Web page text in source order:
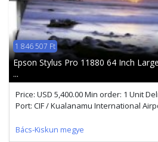
1 846 507 Ft
Epson Stylus Pro 11880 64 Inch
...
Price: USD 5,400.00 Min order: 1 Unit
Port: CIF / Kualanamu International
Bács-Kiskun megye